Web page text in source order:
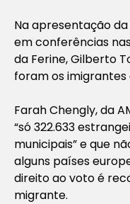
Na apresentação
em conferências
da Ferine, Gilberto
foram os imigrantes
Farah Chengly, da
“só 322.633
municipais” e que
alguns países
direito ao voto é
migrante.